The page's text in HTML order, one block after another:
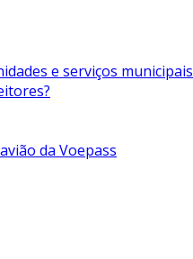
e serviços municipais
da Voepass